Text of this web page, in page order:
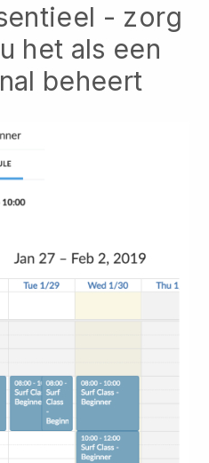
- zorg
het als een
beheert